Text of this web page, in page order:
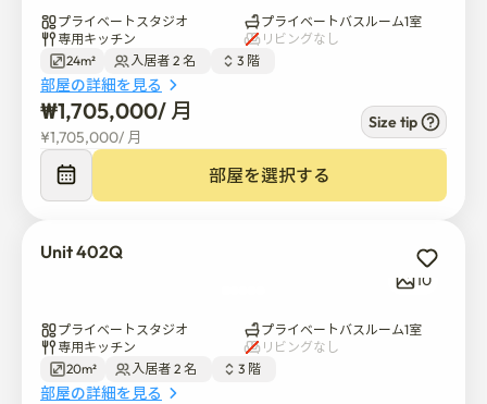
ペットは事前承認がある場合のみ許可されます。
ペットと一緒に宿泊する場合は、退去時の特別な修復条
件に同意する必要があります。
ペットによる損傷、臭い、汚れ、傷、または追加クリー
ニングによって追加料金が発生する可能性があります。
💚ベスト·フォー
Gangnam 2はあなたが望むなら素晴らしい選択です:
安全で便利な環境です
大学や語学学校に簡単にアクセスできます
ソウルの勉強、仕事、探検のための素朴で居心地の良い
プライベートスタジオ
プライベートバスルーム1室
専用キッチン
リビングなし
24m²
入居者 2 名 3 階
部屋の詳細を見る
₩1,705,000/ 月
¥1,705,000/ 月
Size tip
部屋を選択する
Unit 402Q
10
プライベートスタジオ
プライベートバスルーム1室
専用キッチン
リビングなし
20m²
入居者 2 名 3 階
部屋の詳細を見る